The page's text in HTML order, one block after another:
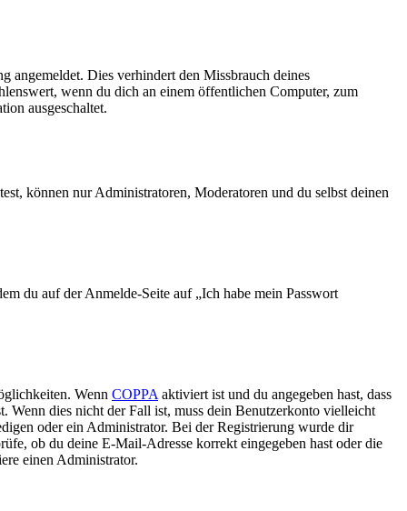
angemeldet. Dies verhindert den Missbrauch deines
wenn du dich an einem öffentlichen Computer, zum
ausgeschaltet.
können nur Administratoren, Moderatoren und du selbst deinen
du auf der Anmelde-Seite auf „Ich habe mein Passwort
Wenn COPPA aktiviert ist und du angegeben hast, dass
Wenn dies nicht der Fall ist, muss dein Benutzerkonto vielleicht
oder ein Administrator. Bei der Registrierung wurde dir
ob du deine E-Mail-Adresse korrekt eingegeben hast oder die
einen Administrator.